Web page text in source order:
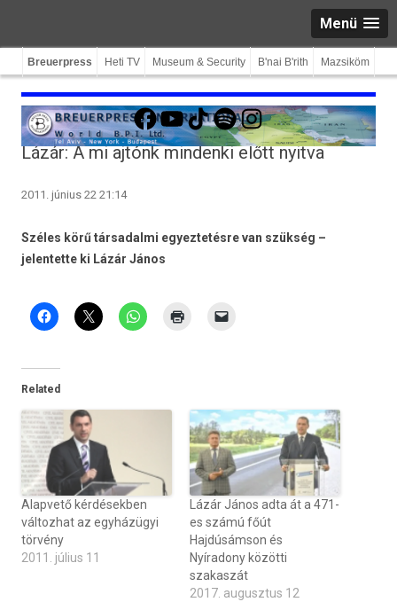
Menü
Breuerpress Heti TV Museum & Security B'nai B'rith Mazsiköm
Facebook
YouTube
TikTokSpotifyInstagram
Lázár: A mi ajtónk mindenki előtt nyitva
2011. június 22 21:14
Széles körű társadalmi egyeztetésre van szükség –
jelentette ki Lázár János
Related
Alapvető kérdésekben
változhat az egyházügyi
törvény
2011. július 11
Lázár János adta át a 471-
es számú főút
Hajdúsámson és
Nyíradony közötti
szakaszát
2017. augusztus 12